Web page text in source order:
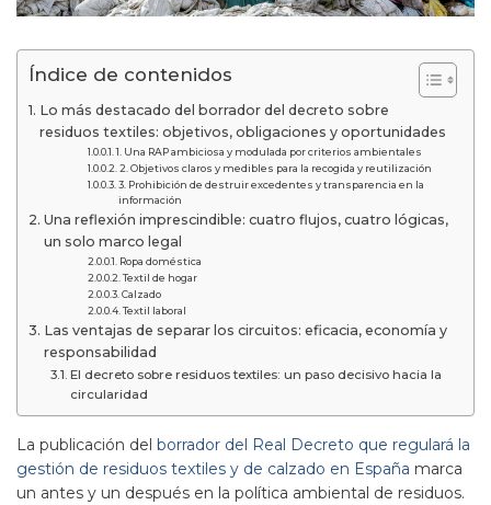
Índice de contenidos
Lo más destacado del borrador del decreto sobre
residuos textiles: objetivos, obligaciones y oportunidades
1. Una RAP ambiciosa y modulada por criterios ambientales
2. Objetivos claros y medibles para la recogida y reutilización
3. Prohibición de destruir excedentes y transparencia en la
información
Una reflexión imprescindible: cuatro flujos, cuatro lógicas,
un solo marco legal
Ropa doméstica
Textil de hogar
Calzado
Textil laboral
Las ventajas de separar los circuitos: eficacia, economía y
responsabilidad
El decreto sobre residuos textiles: un paso decisivo hacia la
circularidad
La publicación del borrador del Real Decreto que regulará la
gestión de residuos textiles y de calzado en España marca
un antes y un después en la política ambiental de residuos.